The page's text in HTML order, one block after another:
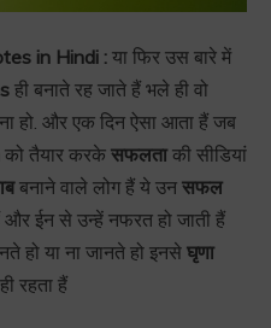
in Hindi : या फिर उस बारे में
ही बनाते रह जाते हैं भले ही वो
हो. और एक दिन ऐसा आता हैं जब
को तैयार करके सफलताकी सीडियां
बनाने वाले लोग हैं ये उन सफल
ईन से उन्हें नफरत हो जाती हैं
हो या ना जानते हो इनसे घृणा
रहता हैं